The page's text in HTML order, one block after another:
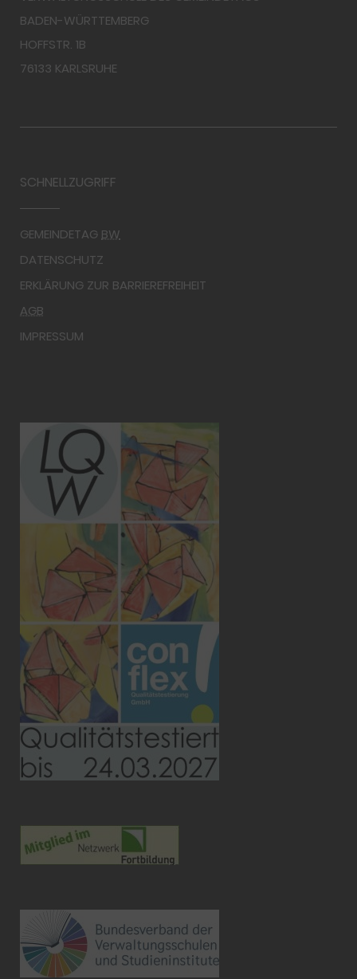
BADEN-WÜRTTEMBERG
HOFFSTR. 1B
76133 KARLSRUHE
SCHNELLZUGRIFF
GEMEINDETAG BW
DATENSCHUTZ
ERKLÄRUNG ZUR BARRIEREFREIHEIT
AGB
IMPRESSUM